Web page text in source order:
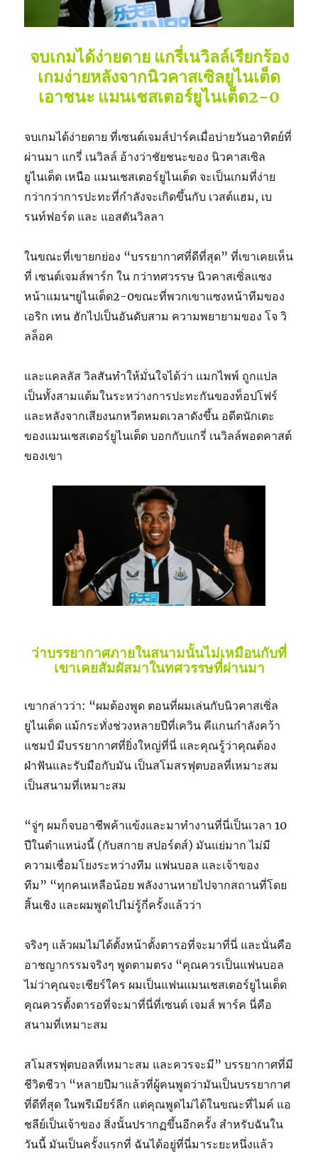
จบเกมได้ง่ายดาย แกรี่เนวิลล์เรียกร้อง
เกมง่ายหลังจากนิวคาสเซิลยูไนเต็ด
เอาชนะ แมนเชสเตอร์ยูไนเต็ด2-0
จบเกมได้ง่ายดาย ที่เซนต์เจมส์ปาร์คเมื่อบ่ายวันอาทิตย์ที่
ผ่านมา แกรี่ เนวิลล์ อ้างว่าชัยชนะของ นิวคาสเซิล
ยูไนเต็ด เหนือ แมนเชสเตอร์ยูไนเต็ด จะเป็นเกมที่ง่าย
กว่ากว่าการปะทะที่กำลังจะเกิดขึ้นกับ เวสต์แฮม, เบ
รนท์ฟอร์ด และ แอสตันวิลลา
ในขณะที่เขายกย่อง “บรรยากาศที่ดีที่สุด” ที่เขาเคยเห็น
ที่ เซนต์เจมส์พาร์ก ใน กว่าทศวรรษ นิวคาสเซิ่ลแซง
หน้าแมนฯยูไนเต็ด2-0ขณะที่พวกเขาแซงหน้าทีมของ
เอริก เทน ฮักไปเป็นอันดับสาม ความพยายามของ โจ วิ
ลล็อค
และแคลลัส วิลสันทำให้มั่นใจได้ว่า แมกไพพ์ ถูกแปล
เป็นทั้งสามแต้มในระหว่างการปะทะกันของท็อปโฟร์
และหลังจากเสียงนกหวีดหมดเวลาดังขึ้น อดีตนักเตะ
ของแมนเชสเตอร์ยูไนเต็ด บอกกับแกรี่ เนวิลล์พอดคาสต์
ของเขา
ว่าบรรยากาศภายในสนามนั้นไม่เหมือนกับที่
เขาเคยสัมผัสมาในทศวรรษที่ผ่านมา
เขากล่าวว่า: “ผมต้องพูด ตอนที่ผมเล่นกับนิวคาสเซิ่ล
ยูไนเต็ด แม้กระทั่งช่วงหลายปีที่เควิน คีแกนกำลังคว้า
แชมป์ มีบรรยากาศที่ยิ่งใหญ่ที่นี่ และคุณรู้ว่าคุณต้อง
ฝ่าฟันและรับมือกับมัน เป็นสโมสรฟุตบอลที่เหมาะสม
เป็นสนามที่เหมาะสม
“จู่ๆ ผมก็จบอาชีพค้าแข้งและมาทำงานที่นี่เป็นเวลา 10
ปีในตำแหน่งนี้ (กับสกาย สปอร์ตส์) มันแย่มาก ไม่มี
ความเชื่อมโยงระหว่างทีม แฟนบอล และเจ้าของ
ทีม” “ทุกคนเหลือน้อย พลังงานหายไปจากสถานที่โดย
สิ้นเชิง และผมพูดไปไม่รู้กี่ครั้งแล้วว่า
จริงๆ แล้วผมไม่ได้ตั้งหน้าตั้งตารอที่จะมาที่นี่ และนั่นคือ
อาชญากรรมจริงๆ พูดตามตรง “คุณควรเป็นแฟนบอล
ไม่ว่าคุณจะเชียร์ใคร ผมเป็นแฟนแมนเชสเตอร์ยูไนเต็ด
คุณควรตั้งตารอที่จะมาที่นี่ที่เซนต์ เจมส์ พาร์ค นี่คือ
สนามที่เหมาะสม
สโมสรฟุตบอลที่เหมาะสม และควรจะมี” บรรยากาศที่มี
ชีวิตชีวา “หลายปีมาแล้วที่ผู้คนพูดว่ามันเป็นบรรยากาศ
ที่ดีที่สุด ในพรีเมียร์ลีก แต่คุณพูดไม่ได้ในขณะที่ไมค์ แอ
ชลีย์เป็นเจ้าของ สิ่งนั้นปรากฏขึ้นอีกครั้ง สำหรับฉันใน
วันนี้ มันเป็นครั้งแรกที่ ฉันได้อยู่ที่นี่มาระยะหนึ่งแล้ว